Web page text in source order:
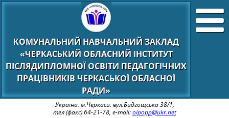
КОМУНАЛЬНИЙ НАВЧАЛЬНИЙ ЗАКЛАД
«ЧЕРКАСЬКИЙ ОБЛАСНИЙ ІНСТИТУТ
ПІСЛЯДИПЛОМНОЇ ОСВІТИ ПЕДАГОГІЧНИХ
ПРАЦІВНИКІВ ЧЕРКАСЬКОЇ ОБЛАСНОЇ
РАДИ»
Україна. м.Черкаси. вул.Бидгощська 38/1,
тел (факс) 64-21-78, e-mail:oipopp@ukr.net